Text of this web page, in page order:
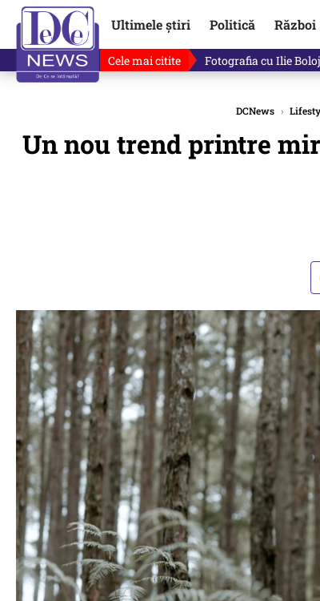
Ultimele știri Politică Război
Cele mai citite Lucruri neștiute
DCNews ›
Un nou trend printre